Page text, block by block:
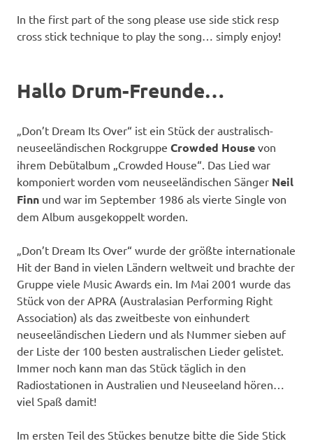
In the first part of the song please use side stick resp
cross stick technique to play the song… simply enjoy!
Hallo Drum-Freunde…
„Don’t Dream Its Over“ ist ein Stück der australisch-
neuseeländischen Rockgruppe Crowded House von
ihrem Debütalbum „Crowded House“. Das Lied war
komponiert worden vom neuseeländischen Sänger Neil
Finn und war im September 1986 als vierte Single von
dem Album ausgekoppelt worden.
„Don’t Dream Its Over“ wurde der größte internationale
Hit der Band in vielen Ländern weltweit und brachte der
Gruppe viele Music Awards ein. Im Mai 2001 wurde das
Stück von der APRA (Australasian Performing Right
Association) als das zweitbeste von einhundert
neuseeländischen Liedern und als Nummer sieben auf
der Liste der 100 besten australischen Lieder gelistet.
Immer noch kann man das Stück täglich in den
Radiostationen in Australien und Neuseeland hören…
viel Spaß damit!
Im ersten Teil des Stückes benutze bitte die Side Stick